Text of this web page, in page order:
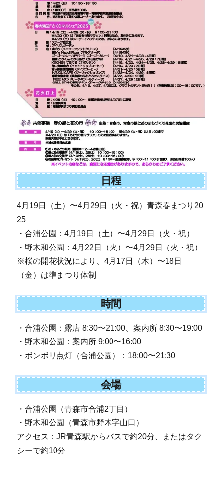
日程
4月19日（土）〜4月29日（火・祝）青森春まつり20
25
・合浦公園：4月19日（土）〜4月29日（火・祝）
・野木和公園：4月22日（火）〜4月29日（火・祝）
※桜の開花状況により、4月17日（木）〜18日
（金）は準まつり体制
時間
・合浦公園：露店 8:30〜21:00、案内所 8:30〜19:00
・野木和公園：案内所 9:00〜16:00
・ボンボリ点灯（合浦公園）：18:00〜21:30
会場
・合浦公園（青森市合浦2丁目）
・野木和公園（青森市野木字山口）
アクセス：JR青森駅からバスで約20分、またはタク
シーで約10分